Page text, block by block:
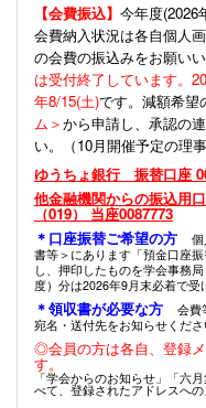
【会費振込】 今年度(2026
会費納入状況は各自個人
の会費の振込みをお願いい
は受付終了しています。
年8/15(土)です。減額希望
ム＞から申請し、承認の
い。（10月開催予定の理
ゆうちょ銀行 振替口座
他金融機関からの振込用
（019） 当座0087773
＊口座振替ご希望の方
書等＞にあります「預金口座
し、押印したものを学会事務
度）分は2026年9月末必着で受
＊領収書が必要な方
会費
宛名・送付先をお知らせくださ
◎会員の方は各自、登録
す。
「学会からのお知らせ」「六
べて、登録されたアドレスへ